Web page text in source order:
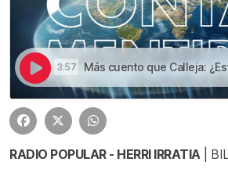
3:57 Más cuento que Calleja: ¿Estuvo realmente en el espacio? | Más
RADIO POPULAR - HERRI IRRATIA|